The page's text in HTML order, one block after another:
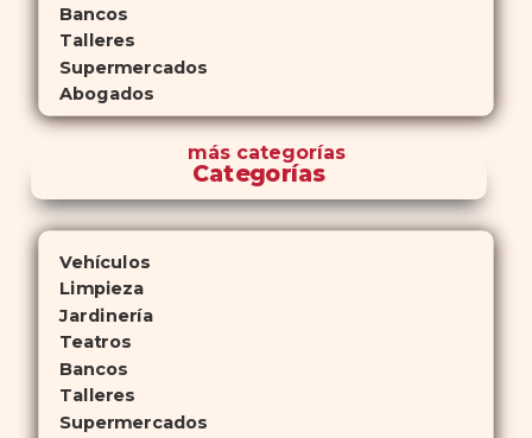
Bancos
Talleres
Supermercados
Abogados
máscategorías
Categorías
Vehículos
Limpieza
Jardinería
Teatros
Bancos
Talleres
Supermercados